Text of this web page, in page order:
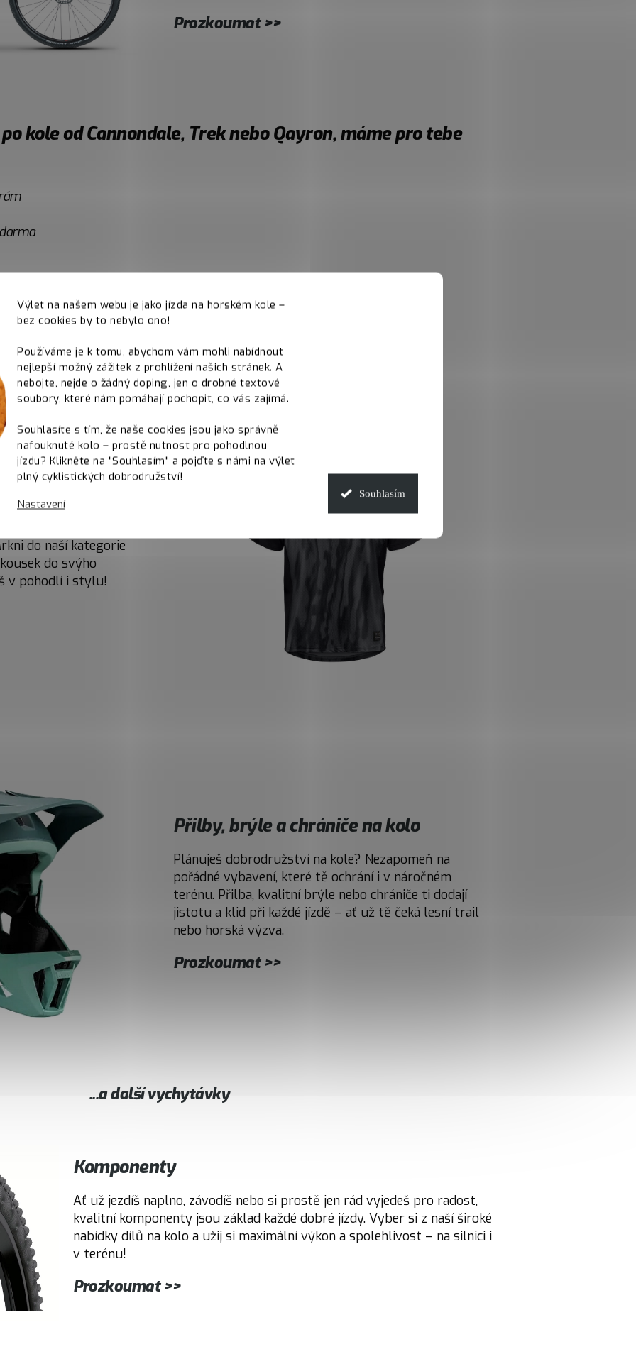
Výlet na našem webu je jako jízda na horském kole –
bez cookies by to nebylo ono!
Používáme je k tomu, abychom vám mohli nabídnout
nejlepší možný zážitek z prohlížení našich stránek. A
nebojte, nejde o žádný doping, jen o drobné textové
soubory, které nám pomáhají pochopit, co vás zajímá.
Souhlasíte s tím, že naše cookies jsou jako správně
nafouknuté kolo – prostě nutnost pro pohodlnou
jízdu? Klikněte na "Souhlasím" a pojďte s námi na výlet
plný cyklistických dobrodružství!
Nastavení
Souhlasím
Prozkoumat >>
kole od Cannondale, Trek nebo Qayron, máme pro tebe
Tady ti všechno řekneme.
do naší kategorie
do svýho
v pohodlí i stylu!
Přilby, brýle a chrániče na kolo
Plánuješ dobrodružství na kole? Nezapomeň na
pořádné vybavení, které tě ochrání i v náročném
terénu. Přilba, kvalitní brýle nebo chrániče ti dodají
jistotu a klid při každé jízdě – ať už tě čeká lesní trail
nebo horská výzva.
Prozkoumat >>
...a další vychytávky
Komponenty
Ať už jezdíš naplno, závodíš nebo si prostě jen rád vyjedeš pro radost,
kvalitní komponenty jsou základ každé dobré jízdy. Vyber si z naší široké
nabídky dílů na kolo a užij si maximální výkon a spolehlivost – na silnici i
v terénu!
Prozkoumat >>